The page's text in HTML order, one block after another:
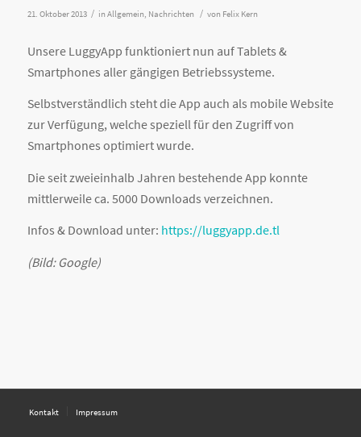
21. Oktober 2013 / in Allgemein, Nachrichten / von Felix Kern
Unsere LuggyApp funktioniert nun auf Tablets &
Smartphones aller gängigen Betriebssysteme.
Selbstverständlich steht die App auch als mobile Website
zur Verfügung, welche speziell für den Zugriff von
Smartphones optimiert wurde.
Die seit zweieinhalb Jahren bestehende App konnte
mittlerweile ca. 5000 Downloads verzeichnen.
Infos & Download unter: https://luggyapp.de.tl
(Bild: Google)
Kontakt Impressum